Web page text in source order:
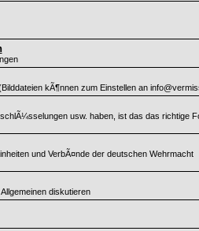
kÃ¶nnen zum Einstellen an
usw. haben, ist das das richtige
und VerbÃ¤nde der deutschen Wehrmacht
diskutieren